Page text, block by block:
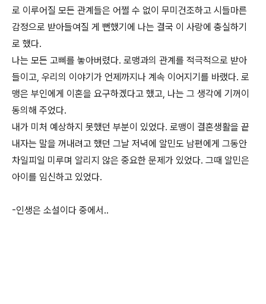
로 이루어질 모든 관계들은 어쩔 수 없이 무미건조하고 시들마른
감정으로 받아들여질 게 뻔했기에 나는 결국 이 사랑에 충실하기
로 했다.
나는 모든 고삐를 놓아버렸다. 로맹과의 관계를 적극적으로 받아
들이고, 우리의 이야기가 언제까지나 계속 이어지기를 바랬다. 로
맹은 부인에게 이혼을 요구하겠다고 했고, 나는 그 생각에 기꺼이
동의해 주었다.
내가 미처 예상하지 못했던 부분이 있었다. 로맹이 결혼생활을 끝
내자는 말을 꺼내려고 했던 그날 저녁에 알민도 남편에게 그동안
차일피일 미루며 알리지 않은 중요한 문제가 있었다. 그때 알민은
아이를 임신하고 있었다.
-인생은 소설이다 중에서..